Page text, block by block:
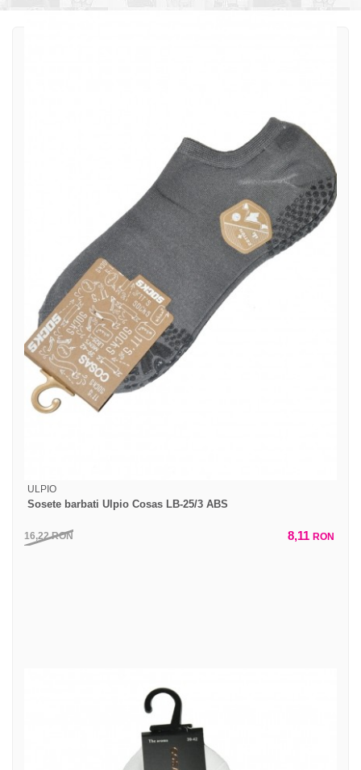
ULPIO
Sosete barbati Ulpio Cosas LB-25/3 ABS
16,22RON 8,11 RON